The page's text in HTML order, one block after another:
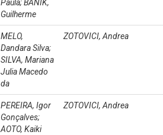
Paula; BANIK,
Guilherme
MELO,
Dandara Silva;
SILVA, Mariana
Julia Macedo
da
ZOTOVICI, Andrea
PEREIRA, Igor
Gonçalves;
AOTO, Kaiki
ZOTOVICI, Andrea